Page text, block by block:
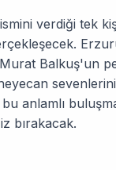
verdiği tek
Balkuş'un
anlamlı
bırakacak.